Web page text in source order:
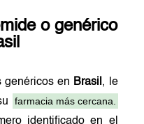
o genérico
en Brasil , le
farmacia más cercana.
identificado en el